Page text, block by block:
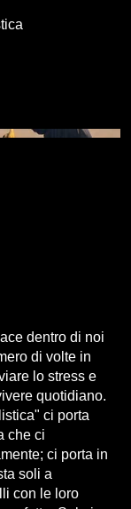
dentro di noi
di volte in
lo stress e
quotidiano.
ci porta
che ci
ci porta in
soli a
con le loro